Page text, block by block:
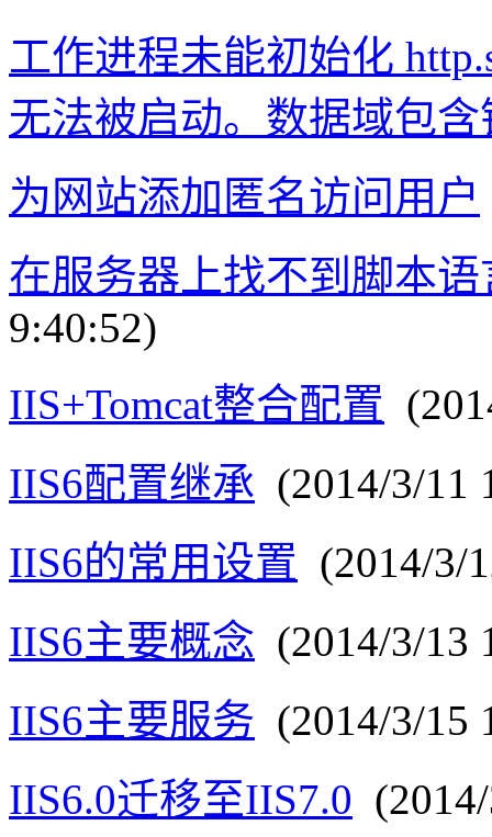
工作进程未能初始化
无法被启动。数据域包含
为网站添加匿名访问用户
在服务器上找不到脚本语
9:40:52)
IIS+Tomcat整合配置
IIS6配置继承 (2014/3/11
IIS6的常用设置 (2014/3/
IIS6主要概念 (2014/3/13
IIS6主要服务 (2014/3/15
IIS6.0迁移至IIS7.0